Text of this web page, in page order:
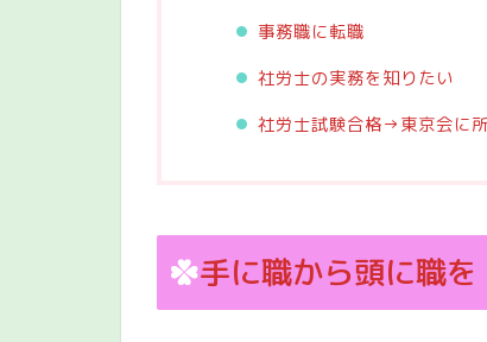
事務職に転職
社労士の実務を知りたい
社労士試験合格→東京会に
手に職から頭に職を